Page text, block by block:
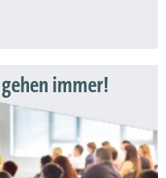
immer!